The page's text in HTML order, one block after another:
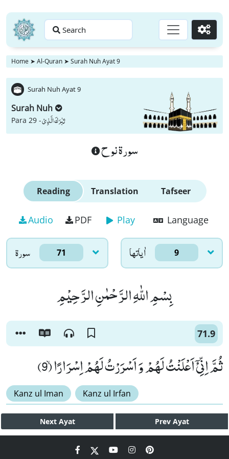
Search Go
Home ➤ Al-Quran ➤ Surah Nuh Ayat 9
Surah Nuh Ayat 9
Surah Nuh
Para 29 -تَبٰرَكَ الَّذِیْ
سورة نوح
Reading Translation Tafseer
Audio PDF Play Language
سورۃ 71 اٰياتها 9
بِسْمِ اللّٰهِ الرَّحْمٰنِ الرَّحِیْمِ
71.9
ثُمَّ اِنِّیْۤ اَعْلَنْتُ لَهُمْ وَ اَسْرَرْتُ لَهُمْ اِسْرَارًاۙ (9)
Kanz ul Iman Kanz ul Irfan
Next Ayat Prev Ayat